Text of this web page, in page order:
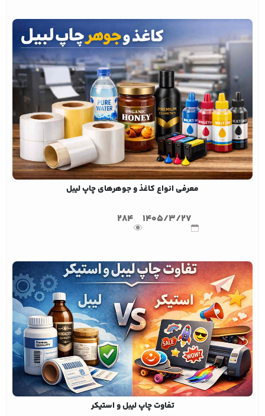
معرفی انواع کاغذ و جوهرهای چاپ لیبل
1405/3/27
284
تفاوت چاپ لیبل و استیکر